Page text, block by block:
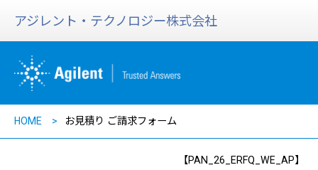
アジレント・テクノロジー株式会社
HOME お見積り ご請求フォーム
【PAN_26_ERFQ_WE_AP】